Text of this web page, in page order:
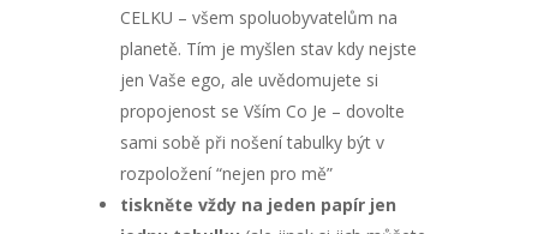
CELKU – všem spoluobyvatelům na
planetě. Tím je myšlen stav kdy nejste
jen Vaše ego, ale uvědomujete si
propojenost se Vším Co Je – dovolte
sami sobě při nošení tabulky být v
rozpoložení “nejen pro mě”
tiskněte vždy na jeden papír jen